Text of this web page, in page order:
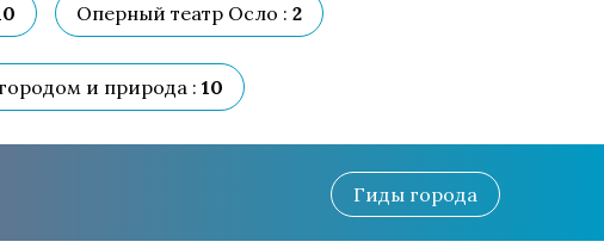
Оперный театр Осло : 2
и природа : 10
Гиды города